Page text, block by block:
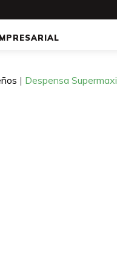
| Despensa Supermaxi